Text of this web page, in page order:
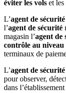
éviter les vols et
L’agent de sécurité
l’agent de sécurité
magasin l’agent de
contrôle au niveau
terminaux de
L’agent de sécurité
pour observer,
dans